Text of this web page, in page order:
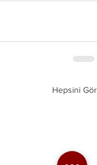
Hepsini Gör